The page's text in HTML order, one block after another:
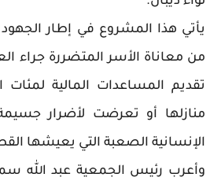
يأتي هذا المشروع في إطار
من معاناة الأسر المتضررة جراء
تقديم المساعدات المالية لمئات
منازلها أو تعرضت لأضرار
الإنسانية الصعبة التي يعيشها
وأعرب رئيس الجمعية عبد الله